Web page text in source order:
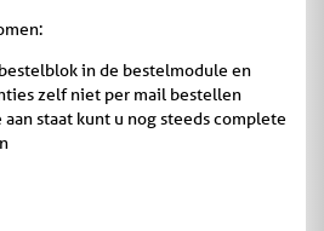
in de bestelmodule en
zelf niet per mail bestellen
staat kunt u nog steeds complete